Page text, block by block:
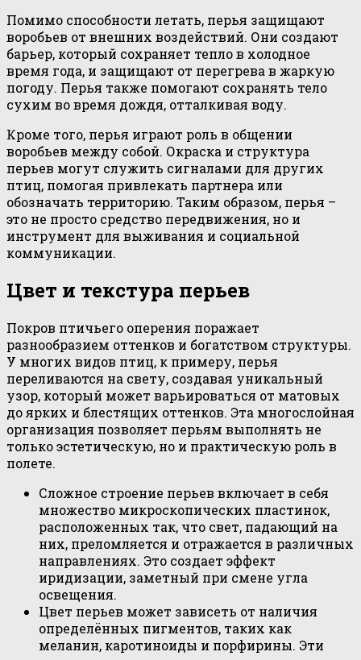
Помимо способности летать, перья защищают
воробьев от внешних воздействий. Они создают
барьер, который сохраняет тепло в холодное
время года, и защищают от перегрева в жаркую
погоду. Перья также помогают сохранять тело
сухим во время дождя, отталкивая воду.
Кроме того, перья играют роль в общении
воробьев между собой. Окраска и структура
перьев могут служить сигналами для других
птиц, помогая привлекать партнера или
обозначать территорию. Таким образом, перья –
это не просто средство передвижения, но и
инструмент для выживания и социальной
коммуникации.
Цвет и текстура перьев
Покров птичьего оперения поражает
разнообразием оттенков и богатством структуры.
У многих видов птиц, к примеру, перья
переливаются на свету, создавая уникальный
узор, который может варьироваться от матовых
до ярких и блестящих оттенков. Эта многослойная
организация позволяет перьям выполнять не
только эстетическую, но и практическую роль в
полете.
Сложное строение перьев включает в себя
множество микроскопических пластинок,
расположенных так, что свет, падающий на
них, преломляется и отражается в различных
направлениях. Это создает эффект
иридизации, заметный при смене угла
освещения.
Цвет перьев может зависеть от наличия
определённых пигментов, таких как
меланин, каротиноиды и порфирины. Эти